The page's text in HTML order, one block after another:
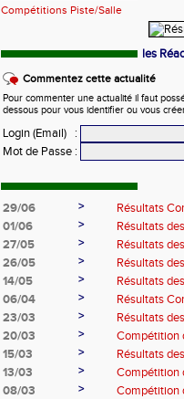
Compétitions Piste/Salle
les
Commentez cette actualité
Pour commenter une actualité il faut
dessous pour vous identifier ou vous
Login (Email)
:
Mot de Passe :
29/06 >
Résultats
01/06
>
Résultats
27/05
>
Résultats
26/05
>
Résultats
14/05
>
Résultats
06/04
>
Résultats
23/03
>
Résultats
20/03
>
Compétition
15/03
>
Résultats
13/03
>
Compétition
08/03
>
Compétition